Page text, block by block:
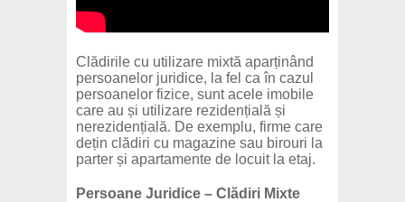
Clădirile cu utilizare mixtă aparținând
persoanelor juridice, la fel ca în cazul
persoanelor fizice, sunt acele imobile
care au și utilizare rezidențială și
nerezidențială. De exemplu, firme care
dețin clădiri cu magazine sau birouri la
parter și apartamente de locuit la etaj.
Persoane Juridice – Clădiri Mixte